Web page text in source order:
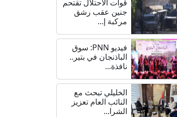
قوات الاحتلال تقتحم
جنين عقب رشق
مركبة إ...
فيديو PNN: سوق
الباذنجان في بتير..
نافذة...
الخليلي تبحث مع
النائب العام تعزيز
الشرا...